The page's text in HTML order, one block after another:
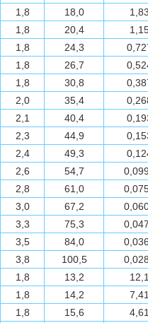
1,8 18,0
1,8 20,4
1,8 24,3
1,8 26,7
1,8 30,8
2,0 35,4
2,1 40,4
2,3 44,9
2,4 49,3
2,6 54,7
2,8 61,0
3,0 67,2
3,3 75,3
3,5 84,0
3,8 100,5
1,8 13,2
1,8 14,2
1,8 15,6